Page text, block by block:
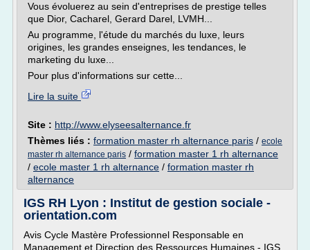
Vous évoluerez au sein d'entreprises de prestige telles
que Dior, Cacharel, Gerard Darel, LVMH...
Au programme, l'étude du marchés du luxe, leurs
origines, les grandes enseignes, les tendances, le
marketing du luxe...
Pour plus d'informations sur cette...
Lire la suite
Site : http://www.elyseesalternance.fr
Thèmes liés : formation master rh alternance paris / ecole
master rh alternance paris / formation master 1 rh alternance
/ ecole master 1 rh alternance / formation master rh
alternance
IGS RH Lyon : Institut de gestion sociale -
orientation.com
Avis Cycle Mastère Professionnel Responsable en
Management et Direction des Ressources Humaines - IGS